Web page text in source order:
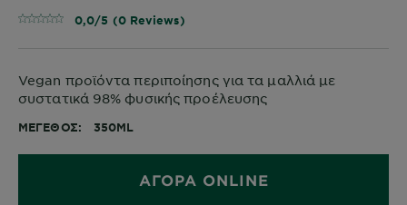
0,0/5 (0 Reviews)
Vegan προϊόντα περιποίησης για τα μαλλιά με
συστατικά 98% φυσικής προέλευσης
ΜΈΓΕΘΟΣ 350ML
ΑΓΟΡΑ ONLINE